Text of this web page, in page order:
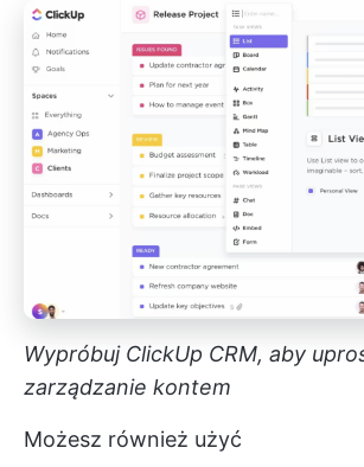
Wypróbuj ClickUp CRM, aby
zarządzanie kontem
Możesz również użyć